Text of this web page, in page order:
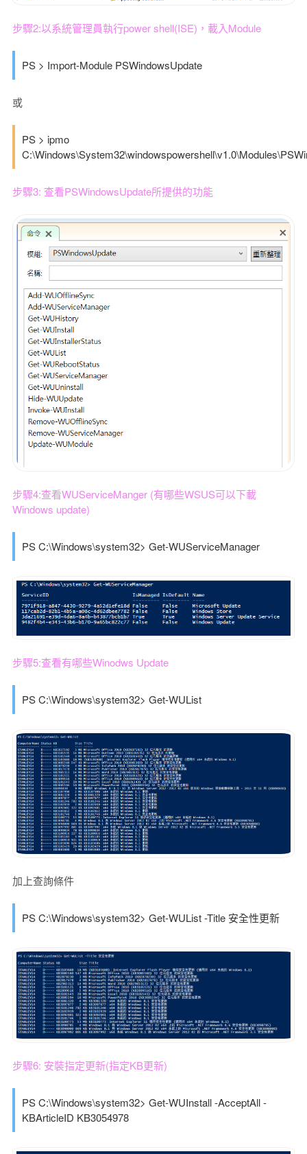
步驟2:以系統管理員執行power shell(ISE)，載入Module
PS > Import-Module PSWindowsUpdate
或
PS > ipmo
步驟3: 查看PSWindowsUpdate所提供的功能
步驟4:查看WUServiceManger (有哪些WSUS可以下載
Windows update)
PS C:\Windows\system32> Get-WUServiceManager
步驟5:查看有哪些Winodws Update
PS C:\Windows\system32> Get-WUList
加上查詢條件
PS C:\Windows\system32> Get-WUList -Title 安全性更新
步驟6: 安裝指定更新(指定KB更新)
PS C:\Windows\system32> Get-WUInstall -AcceptAll -
KBArticleID KB3054978